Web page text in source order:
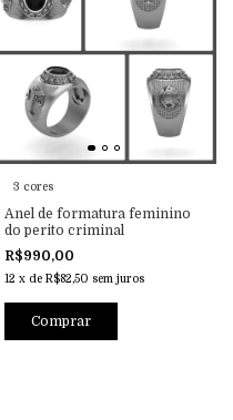
3 cores
Anel de formatura feminino
do perito criminal
R$990,00
12 x de R$82,50 sem juros
Comprar